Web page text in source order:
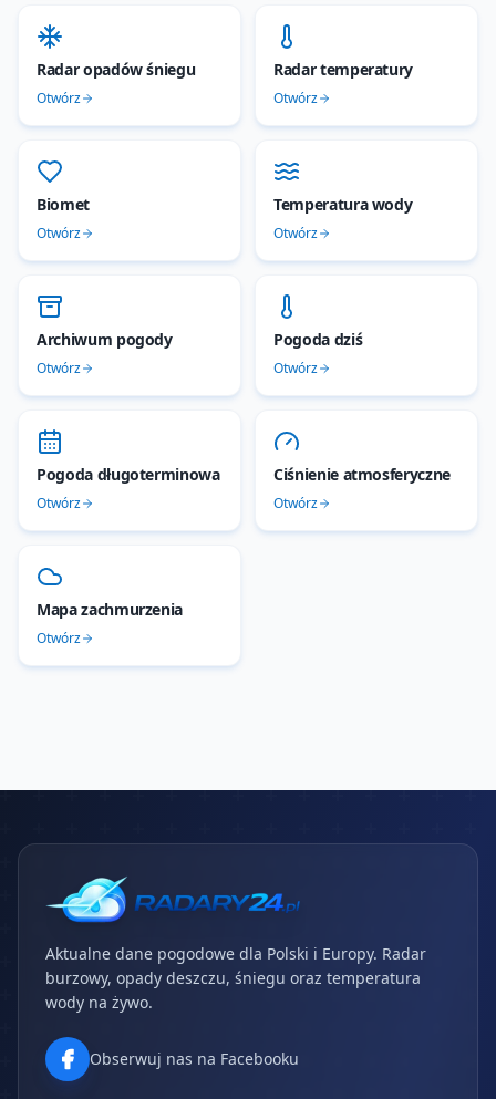
Radar opadów śniegu
Otwórz
Radar temperatury
Otwórz
Biomet
Otwórz
Temperatura wody
Otwórz
Archiwum pogody
Otwórz
Pogoda dziś
Otwórz
Pogoda długoterminowa
Otwórz
Ciśnienie atmosferyczne
Otwórz
Mapa zachmurzenia
Otwórz
Aktualne dane pogodowe dla Polski i Europy. Radar
burzowy, opady deszczu, śniegu oraz temperatura
wody na żywo.
Obserwuj nas na Facebooku